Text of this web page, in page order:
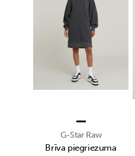
G-Star Raw
Brīva piegriezuma